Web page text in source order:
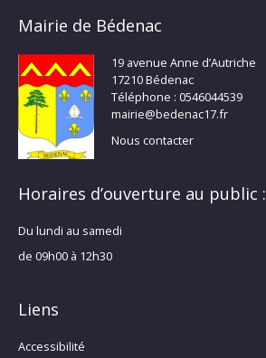
Mairie de Bédenac
19 avenue Anne d’Autriche
17210 Bédenac
Téléphone : 0546044539
mairie@bedenac17.fr
Nous contacter
Horaires d’ouverture au public :
Du lundi au samedi
de 09h00 à 12h30
Liens
Accessibilité